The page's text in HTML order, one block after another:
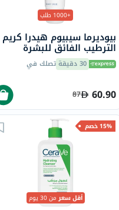
+1000 طلب
بيوديرما سيبيوم هيدرا كريم
الترطيب الفائق للبشرة
الدهنية والمعرضة لحب
الشباب 40 مل30 دقيقة تصلك في
60.90
87
15% خصم
أقل سعرمن 30 يوم